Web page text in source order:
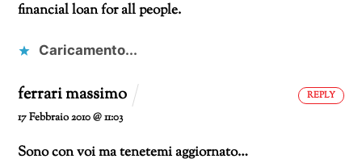
financial loan for all people.
Caricamento...
ferrari massimo
17 Febbraio 2010 @ 11:03
Sono con voi ma tenetemi aggiornato…
REPLY